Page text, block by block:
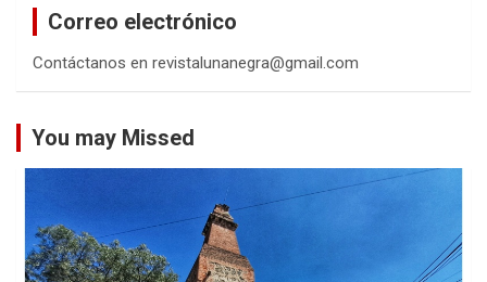
Correo electrónico
Contáctanos en revistalunanegra@gmail.com
You may Missed